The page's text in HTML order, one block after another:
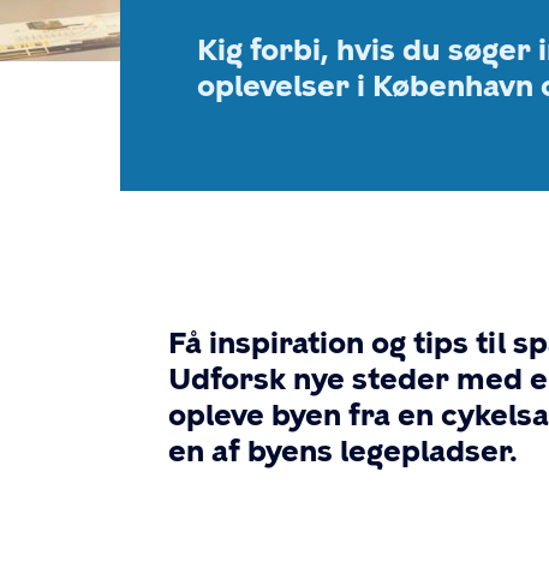
Kig forbi, hvis du søger
oplevelser i København
Få inspiration og tips til
Udforsk nye steder med
opleve byen fra en
en af byens legepladser.